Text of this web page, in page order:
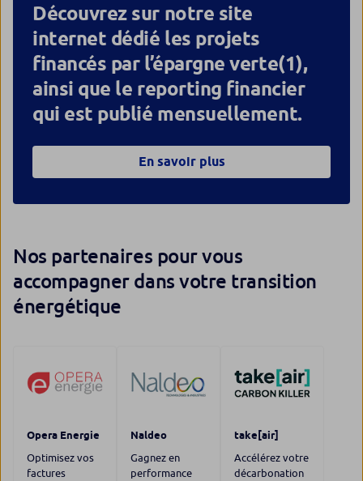
Découvrez sur notre site
internet dédié les projets
financés par l’épargne verte(1),
ainsi que le reporting financier
qui est publié mensuellement.
En savoir plus
Nos partenaires pour vous
accompagner dans votre transition
énergétique
Opera Energie
Optimisez vos
factures
Naldeo
Gagnez en
performance
take[air]
Accélérez votre
décarbonation